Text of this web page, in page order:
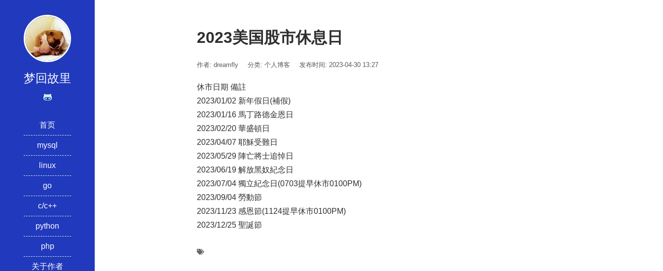
梦回故里
首页
mysql
linux
go
c/c++
python
php
关于作者
2023美国股市休息日
作者: dreamfly 分类: 个人博客 发布时间: 2023-04-30 13:27
休市日期 備註
2023/01/02 新年假日(補假)
2023/01/16 馬丁路德金恩日
2023/02/20 華盛頓日
2023/04/07 耶穌受難日
2023/05/29 陣亡將士追悼日
2023/06/19 解放黑奴紀念日
2023/07/04 獨立紀念日(0703提早休市0100PM)
2023/09/04 勞動節
2023/11/23 感恩節(1124提早休市0100PM)
2023/12/25 聖誕節